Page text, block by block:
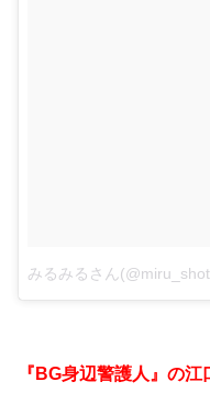
みるみるさん
『BG身辺警護人』の